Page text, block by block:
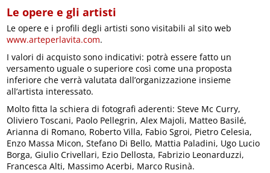
Le opere e gli artisti
Le opere e i profili degli artisti sono visitabili al sito web
www.arteperlavita.com.
I valori di acquisto sono indicativi: potrà essere fatto un
versamento uguale o superiore così come una proposta
inferiore che verrà valutata dall’organizzazione insieme
all’artista interessato.
Molto fitta la schiera di fotografi aderenti: Steve Mc Curry,
Oliviero Toscani, Paolo Pellegrin, Alex Majoli, Matteo Basilé,
Arianna di Romano, Roberto Villa, Fabio Sgroi, Pietro Celesia,
Enzo Massa Micon, Stefano Di Bello, Mattia Paladini, Ugo Lucio
Borga, Giulio Crivellari, Ezio Dellosta, Fabrizio Leonarduzzi,
Francesca Alti, Massimo Acerbi, Marco Rusinà.